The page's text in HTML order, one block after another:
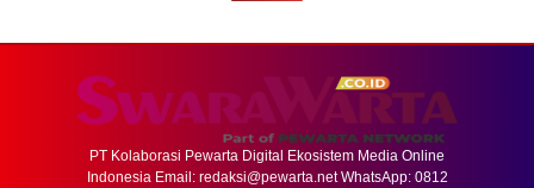
PT Kolaborasi Pewarta Digital Ekosistem Media Online
Indonesia Email: redaksi@pewarta.netWhatsApp: 0812